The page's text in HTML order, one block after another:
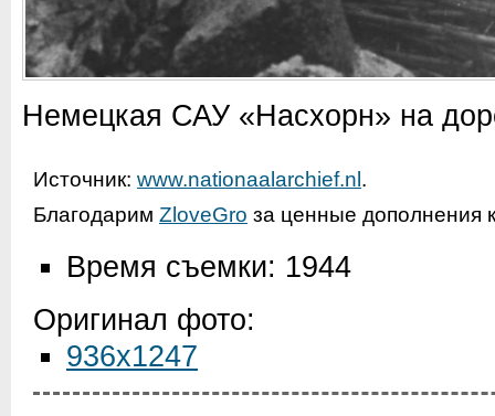
Немецкая САУ «Насхорн» на
Источник: www.nationaalarchief.nl .
Благодарим ZloveGro за ценные дополнения
Время съемки: 1944
Оригинал фото:
936x1247